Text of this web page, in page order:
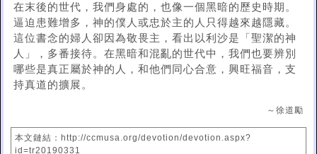
在末後的世代，我們身處的，也像一個黑暗的歷史時期。
逼迫患難增多，神的僕人或忠於主的人只得越來越隱藏。
這位書念的婦人卻因為敬畏主，看出以利沙是「聖潔的神
人」，多番接待。在黑暗和混亂的世代中，我們也要辨別
哪些是真正屬於神的人，和他們同心合意，興旺福音，支
持真道的擴展。
～徐道勵
本文鏈結：http://ccmusa.org/devotion/devotion.aspx?
id=tr20190331